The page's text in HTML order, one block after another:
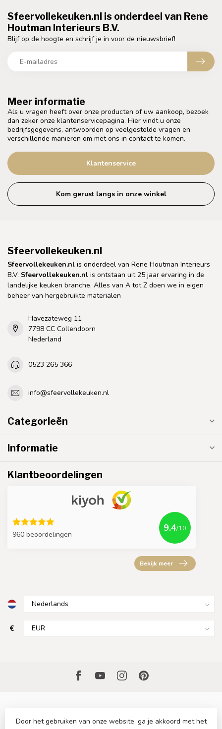
Meer informatie
Als u vragen heeft over onze producten of uw aankoop, bezoek
dan zeker onze klantenservicepagina. Hier vindt u onze
bedrijfsgegevens, antwoorden op veelgestelde vragen en
verschillende manieren om met ons in contact te komen.
Klantenservice
Kom gerust langs in onze winkel
Sfeervollekeuken.nl is onderdeel van Rene
Houtman Interieurs B.V.
Blijf op de hoogte en schrijf je in voor de nieuwsbrief!
Sfeervollekeuken.nl
Sfeervollekeuken.nl is onderdeel van Rene Houtman Interieurs
B.V. Sfeervollekeuken.nl is ontstaan uit 25 jaar ervaring in de
landelijke keuken branche. Alles van A tot Z doen we in eigen
beheer van hergebruikte materialen
Havezateweg 11
7798 CC Collendoorn
Nederland
0523 265 366
info@sfeervollekeuken.nl
Categorieën
Informatie
Klantbeoordelingen
960 beoordelingen
9.4/10
Bekijk meer
€
Door het gebruiken van onze website, ga je akkoord met het